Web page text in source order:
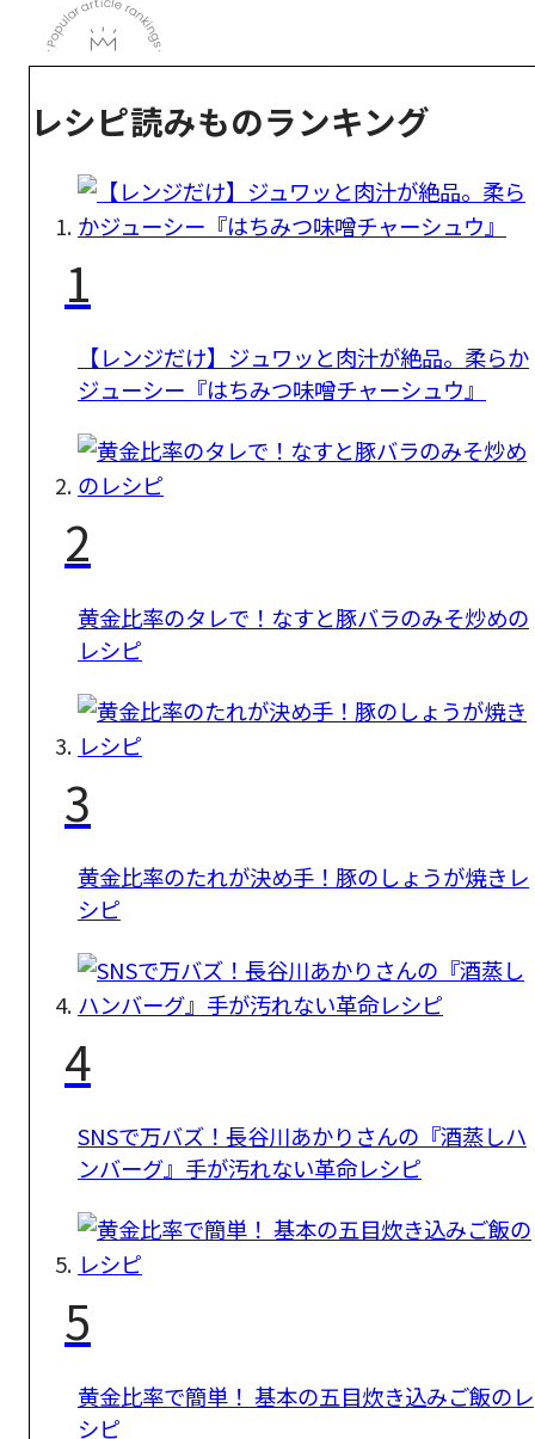
レシピ読みものランキング
1
【レンジだけ】ジュワッと肉汁が絶品。柔らか
ジューシー『はちみつ味噌チャーシュウ』
2
黄金比率のタレで！なすと豚バラのみそ炒めの
レシピ
3
黄金比率のたれが決め手！豚のしょうが焼きレ
シピ
4
SNSで万バズ！長谷川あかりさんの『酒蒸しハ
ンバーグ』手が汚れない革命レシピ
5
黄金比率で簡単！ 基本の五目炊き込みご飯のレ
シピ